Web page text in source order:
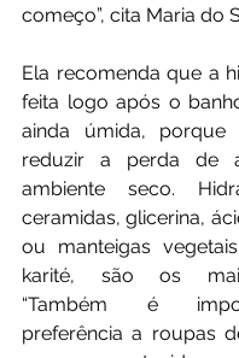
começo”, cita Maria do
Ela recomenda que a
feita logo após o
ainda úmida,
reduzir a perda de
ambiente seco.
ceramidas, glicerina,
ou manteigas
karité, são os
“Também é
preferência a roupas